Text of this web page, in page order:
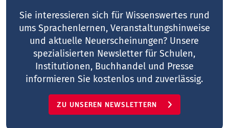
Sie interessieren sich für Wissenswertes rund
ums Sprachenlernen, Veranstaltungshinweise
und aktuelle Neuerscheinungen? Unsere
spezialisierten Newsletter für Schulen,
Institutionen, Buchhandel und Presse
informieren Sie kostenlos und zuverlässig.
ZU UNSEREN NEWSLETTERN